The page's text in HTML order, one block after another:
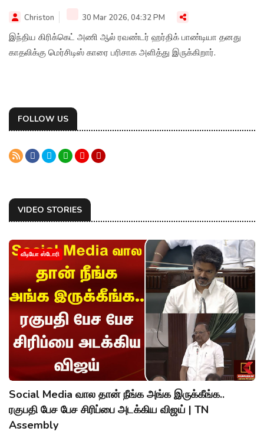
Christon 30 Mar 2026, 04:32 PM
இந்திய கிரிக்கெட் அணி ஆல் ரவண்டர் ஹர்திக் பாண்டியா தனது
காதலிக்கு மெர்சிடிஸ் காரை பரிசாக அளித்து இருக்கிறார்.
FOLLOW US
VIDEO STORIES
வீடியோ ஸ்டோரி
Social Media வால தான் நீங்க அங்க இருக்கீங்க..
ரகுபதி பேச பேச சிரிப்பை அடக்கிய விஜய் | TN
Assembly